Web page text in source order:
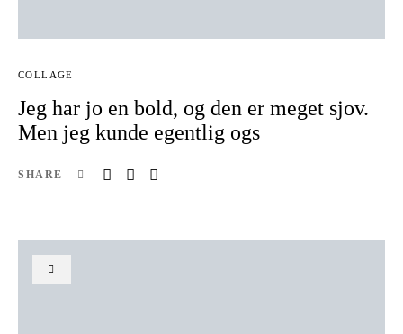
COLLAGE
Jeg har jo en bold, og den er meget sjov.
Men jeg kunde egentlig ogs
SHARE